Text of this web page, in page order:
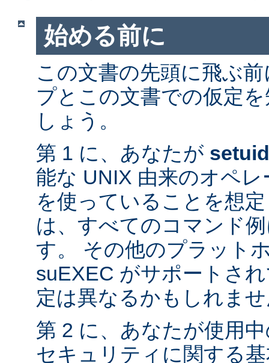
始める前に
この文書の先頭に飛ぶ
プとこの文書での仮定
しょう。
第 1 に、あなたが setuid
能な UNIX 由来のオペ
を使っていることを想
は、すべてのコマンド
す。 その他のプラット
suEXEC がサポートさ
定は異なるかもしれま
第 2 に、あなたが使用
セキュリティに関する